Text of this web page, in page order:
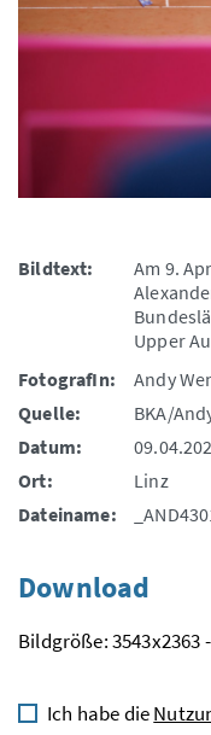
Bildtext:
Am 9.
Upper
FotografIn:
Andy
Quelle:
BKA/
Datum:
Ort:
Linz
Dateiname:
Download
Bildgröße: 3543x2363
Ich habe die